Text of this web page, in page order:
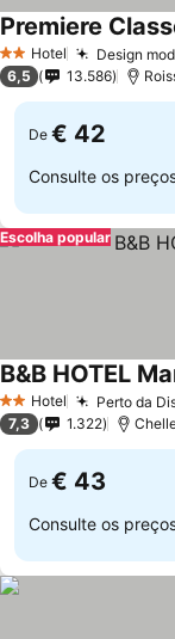
2 Estrelas
Hotel Design
6,5 13.586
De € 42
Consulte os
Escolha popular
2 Estrelas
Hotel Perto da
B&B HOTEL
7,3 1.322
De € 43
Consulte os